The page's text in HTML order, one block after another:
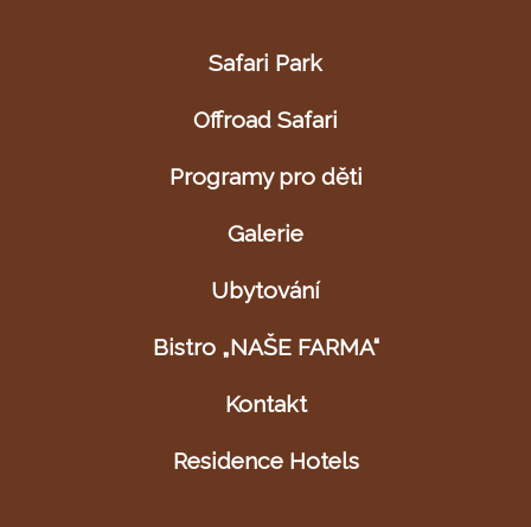
Safari Park
Offroad Safari
Programy pro děti
Galerie
Ubytování
Bistro „NAŠE FARMA“
Kontakt
Residence Hotels